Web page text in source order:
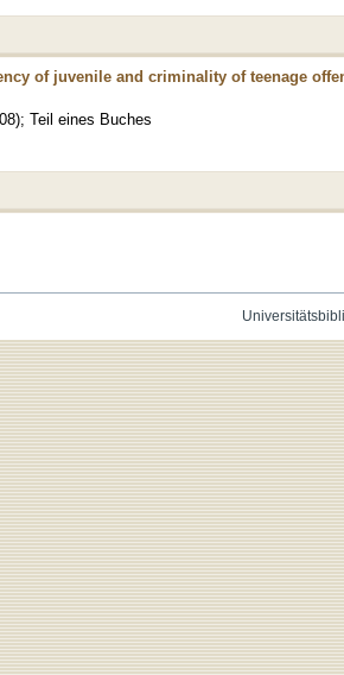
of juvenile and criminality of teenage
); Teil eines Buches